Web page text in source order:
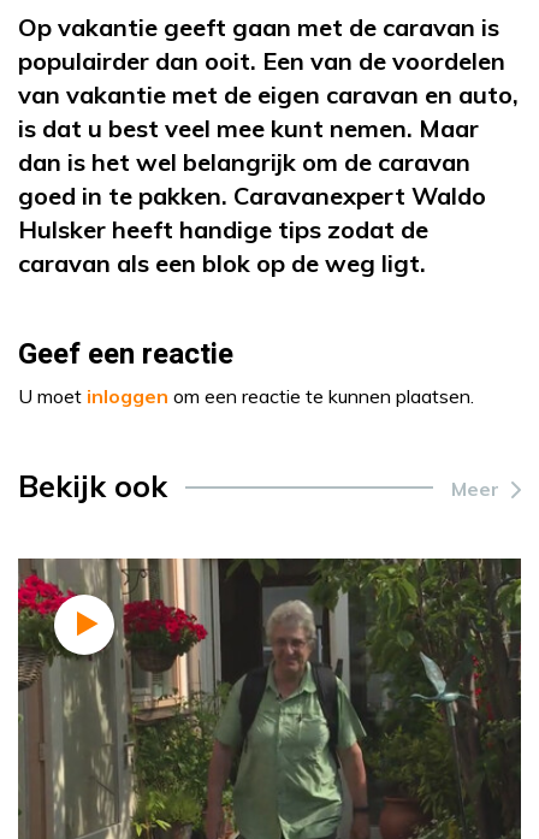
Op vakantie geeft gaan met de caravan is
populairder dan ooit. Een van de voordelen
van vakantie met de eigen caravan en auto,
is dat u best veel mee kunt nemen. Maar
dan is het wel belangrijk om de caravan
goed in te pakken. Caravanexpert Waldo
Hulsker heeft handige tips zodat de
caravan als een blok op de weg ligt.
Geef een reactie
U moet inloggen om een reactie te kunnen plaatsen.
Bekijk ook Meer